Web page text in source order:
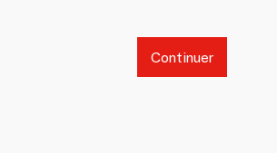
Continuer